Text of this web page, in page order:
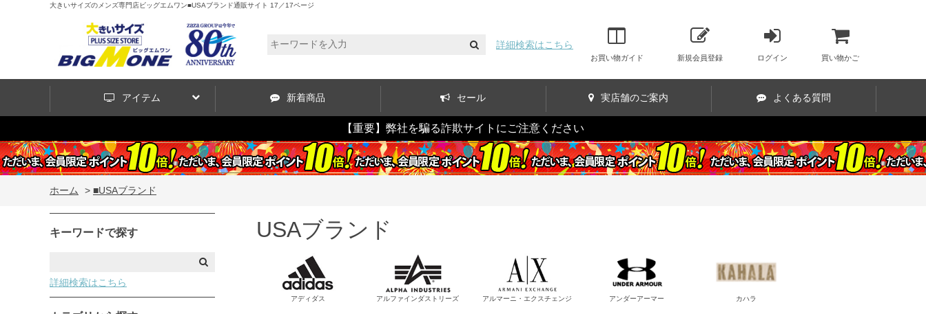
大きいサイズのメンズ専門店ビッグエムワン■USAブランド通販サイト 17／17ページ
詳細検索はこちら
お買い物ガイド 新規会員登録 ログイン 買い物かご
アイテム 新着商品 セール 実店舗のご案内 よくある質問
【重要】弊社を騙る詐欺サイトにご注意ください
ホーム > ■USAブランド
キーワードで探す
詳細検索はこちら
USAブランド
アディダス アルファインダストリーズ アルマーニ・エクスチェンジ アンダーアーマー カハラ